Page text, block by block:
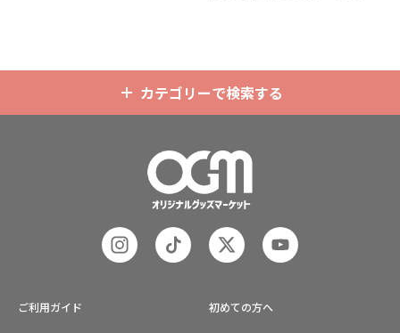
カテゴリーで検索する
ご利用ガイド 初めての方へ